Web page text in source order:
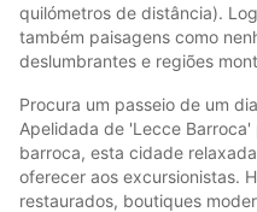
quilómetros de distância).
também paisagens como
deslumbrantes e regiões
Procura um passeio de um
Apelidada de 'Lecce
barroca, esta cidade
oferecer aos excursionistas.
restaurados, boutiques